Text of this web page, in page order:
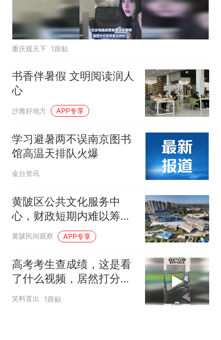
重庆观天下 1跟贴
书香伴暑假 文明阅读润人
心
沙雅好地方 APP专享
学习避暑两不误南京图书
馆高温天排队火爆
金台资讯
黄陂区公共文化服务中
心，财政短期内难以筹措
到位
黄陂民间观察 APP专享
高考考生查成绩，这是看
了什么视频，居然打分这
么高！
笑料直出 1跟贴